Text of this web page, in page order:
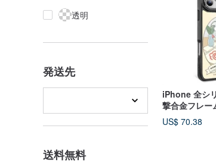
透明
発送先
送料無料
iPhone 全シ
撃合金フレー
付き ミラー
ジャムと花丸
US$ 70.38